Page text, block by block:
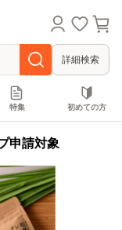
詳細検索
特集 初めての方
申請対象